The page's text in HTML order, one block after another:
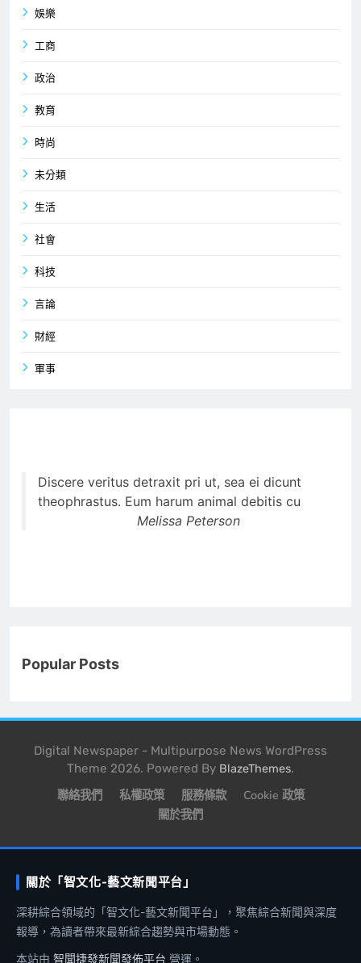
娛樂
工商
政治
教育
時尚
未分類
生活
社會
科技
言論
財經
軍事
Discere veritus detraxit pri ut, sea ei dicunt
theophrastus. Eum harum animal debitis cu
Melissa Peterson
Popular Posts
Digital Newspaper - Multipurpose News WordPress
Theme 2026. Powered By BlazeThemes.
聯絡我們 私權政策 服務條款
Cookie 政策
關於我們
關於「智文化-藝文新聞平台」
深耕綜合領域的「智文化-藝文新聞平台」，聚焦綜合新聞與深度
報導，為讀者帶來最新綜合趨勢與市場動態。
本站由 智聞捷發新聞發佈平台 營運。